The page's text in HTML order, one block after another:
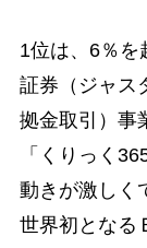
1位は、6％を
証券（ジャス
拠金取引）事
「くりっく
動きが激しく
世界初となる